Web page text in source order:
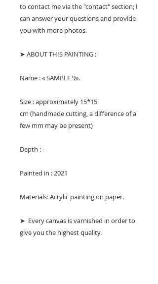
to contact me via the "contact" section; I
can answer your questions and provide
you with more photos.
➤ ABOUT THIS PAINTING :
Name : « SAMPLE 9».
Size : approximately 15*15
cm (handmade cutting, a difference of a
few mm may be present)
Depth : -
Painted in : 2021
Materials: Acrylic painting on paper.
➤ Every canvas is varnished in order to
give you the highest quality.